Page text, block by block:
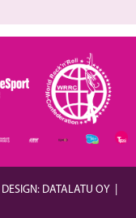
DESIGN: DATALATU OY